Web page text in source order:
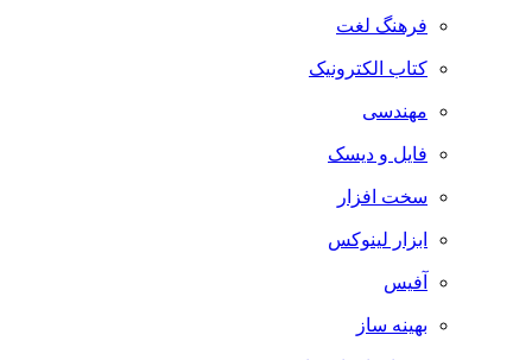
فرهنگ لغت
کتاب الکترونیک
مهندسی
فایل و دیسک
سخت افزار
ابزار لینوکس
آفیس
بهینه ساز